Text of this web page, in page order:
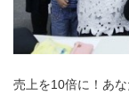
売上を10倍に！あ